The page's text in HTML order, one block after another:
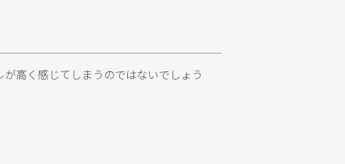
高く感じてしまうのではないでしょう